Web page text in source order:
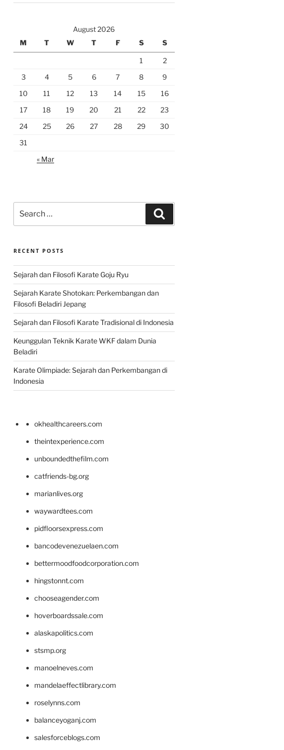
August 2026
M
T W T F S S
1
2
3
4 5 6 7 8
9
10
11 12 13 14 15
16
17
18 19 20 21 22
23
24
25 26 27 28 29
30
31
« Mar
for:
RECENT POSTS
Sejarah dan Filosofi Karate Goju Ryu
Sejarah Karate Shotokan: Perkembangan dan
Filosofi Beladiri Jepang
Sejarah dan Filosofi Karate Tradisional di Indonesia
Keunggulan Teknik Karate WKF dalam Dunia
Beladiri
Karate Olimpiade: Sejarah dan Perkembangan di
Indonesia
okhealthcareers.com
theintexperience.com
unboundedthefilm.com
catfriends-bg.org
marianlives.org
waywardtees.com
pidfloorsexpress.com
bancodevenezuelaen.com
bettermoodfoodcorporation.com
hingstonnt.com
chooseagender.com
hoverboardssale.com
alaskapolitics.com
stsmp.org
manoelneves.com
mandelaeffectlibrary.com
roselynns.com
balanceyoganj.com
salesforceblogs.com